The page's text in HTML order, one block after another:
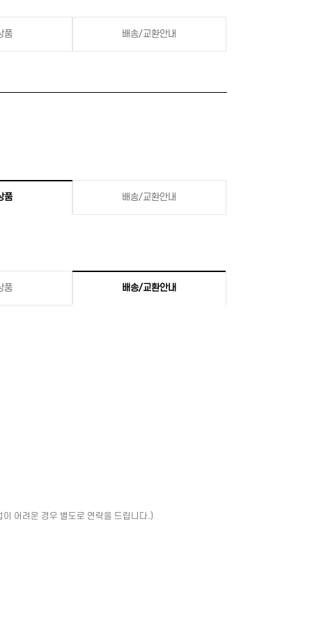
품 배송/교환안내
품 배송/교환안내
품 배송/교환안내
어려운 경우 별도로 연락을 드립니다.)